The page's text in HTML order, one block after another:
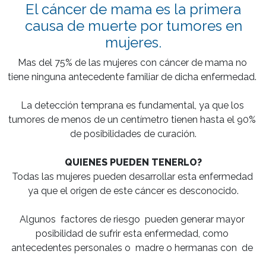
El cáncer de mama es la primera
causa de muerte por tumores en
mujeres.
Mas del 75% de las mujeres con cáncer de mama no
tiene ninguna antecedente familiar de dicha enfermedad.
La detección temprana es fundamental, ya que los
tumores de menos de un centímetro tienen hasta el 90%
de posibilidades de curación.
QUIENES PUEDEN TENERLO?
Todas las mujeres pueden desarrollar esta enfermedad
ya que el origen de este cáncer es desconocido.
Algunos  factores de riesgo  pueden generar mayor
posibilidad de sufrir esta enfermedad, como
antecedentes personales o  madre o hermanas con  de